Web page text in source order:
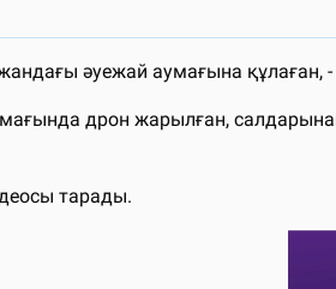
әуежай аумағына құлаған,
дрон жарылған,
тарады.